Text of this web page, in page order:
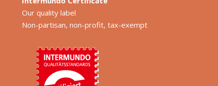
Our quality label
Non-partisan, non-profit, tax-exempt